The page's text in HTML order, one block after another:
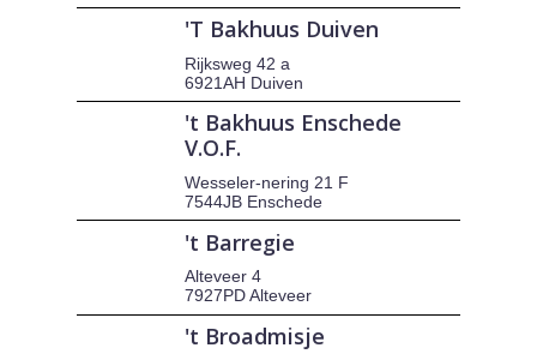
'T Bakhuus Duiven
Rijksweg 42 a
6921AH Duiven
't Bakhuus Enschede
V.O.F.
Wesseler-nering 21 F
7544JB Enschede
't Barregie
Alteveer 4
7927PD Alteveer
't Broadmisje